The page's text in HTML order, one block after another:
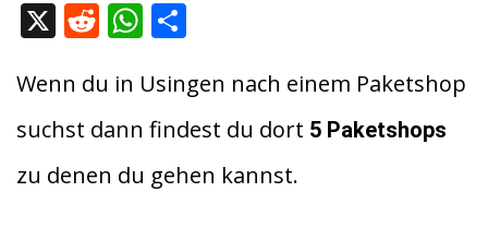
X R
d
di
t
W
at
s
A
p
le
n
Wenn du in Usingen nach einem Paketshop
suchst dann findest du dort 5 Paketshops
zu denen du gehen kannst.